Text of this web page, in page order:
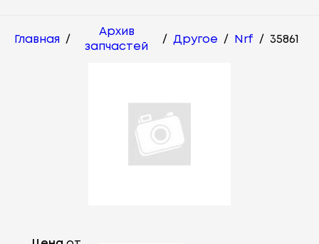
Главная /
Архив
запчастей
/ Другое / Nrf / 35861